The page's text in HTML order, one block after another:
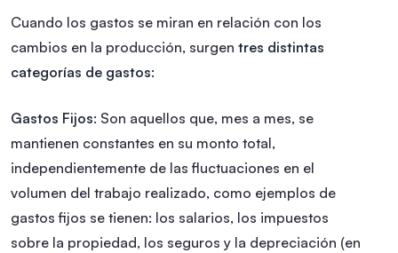
Cuando los gastos se miran en relación con los
cambios en la producción, surgen tres distintas
categorías de gastos:
Gastos Fijos: Son aquellos que, mes a mes, se
mantienen constantes en su monto total,
independientemente de las fluctuaciones en el
volumen del trabajo realizado, como ejemplos de
gastos fijos se tienen: los salarios, los impuestos
sobre la propiedad, los seguros y la depreciación (en